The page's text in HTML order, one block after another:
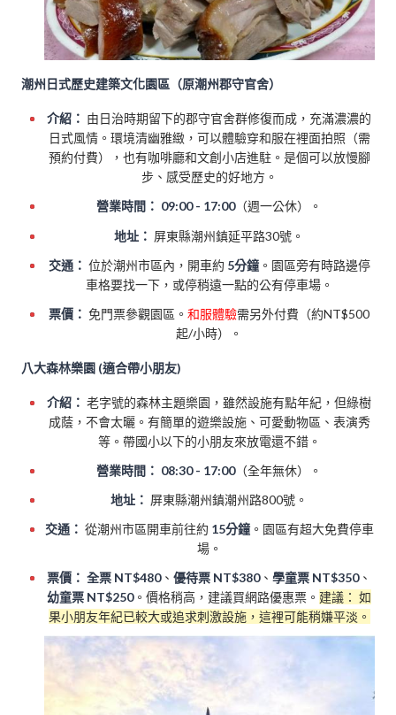
潮州日式歷史建築文化園區（原潮州郡守官舍）
介紹： 由日治時期留下的郡守官舍群修復而成，充滿濃濃的
日式風情。環境清幽雅緻，可以體驗穿和服在裡面拍照（需
預約付費），也有咖啡廳和文創小店進駐。是個可以放慢腳
步、感受歷史的好地方。
營業時間： 09:00 - 17:00（週一公休）。
地址： 屏東縣潮州鎮延平路30號。
交通： 位於潮州市區內，開車約 5分鐘。園區旁有時路邊停
車格要找一下，或停稍遠一點的公有停車場。
票價： 免門票參觀園區。和服體驗需另外付費（約NT$500
起/小時）。
八大森林樂園 (適合帶小朋友)
介紹： 老字號的森林主題樂園，雖然設施有點年紀，但綠樹
成蔭，不會太曬。有簡單的遊樂設施、可愛動物區、表演秀
等。帶國小以下的小朋友來放電還不錯。
營業時間： 08:30 - 17:00（全年無休）。
地址： 屏東縣潮州鎮潮州路800號。
交通： 從潮州市區開車前往約 15分鐘。園區有超大免費停車
場。
票價： 全票 NT$480、優待票 NT$380、學童票 NT$350、
幼童票 NT$250。價格稍高，建議買網路優惠票。 建議： 如
果小朋友年紀已較大或追求刺激設施，這裡可能稍嫌平淡。